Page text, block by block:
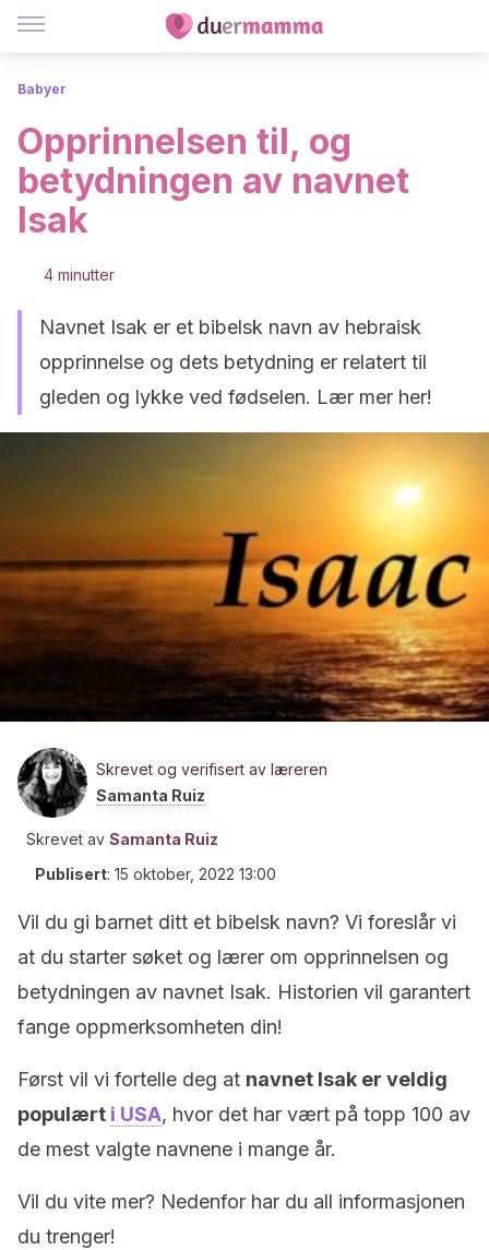
Babyer
Opprinnelsen til, og
betydningen av navnet
Isak
4 minutter
Navnet Isak er et bibelsk navn av hebraisk
opprinnelse og dets betydning er relatert til
gleden og lykke ved fødselen. Lær mer her!
Skrevet og verifisert av læreren
Samanta Ruiz
Skrevet av Samanta Ruiz
Publisert: 15 oktober, 2022 13:00
Vil du gi barnet ditt et bibelsk navn? Vi foreslår vi
at du starter søket og lærer om opprinnelsen og
betydningen av navnet Isak. Historien vil garantert
fange oppmerksomheten din!
Først vil vi fortelle deg at navnet Isak er veldig
populært i USA, hvor det har vært på topp 100 av
de mest valgte navnene i mange år.
Vil du vite mer? Nedenfor har du all informasjonen
du trenger!